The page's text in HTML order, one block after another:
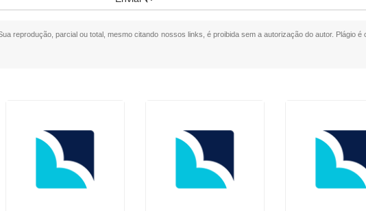
reprodução, parcial ou total, mesmo citando nossos links, é proibida sem a autorização do autor. Plágio é